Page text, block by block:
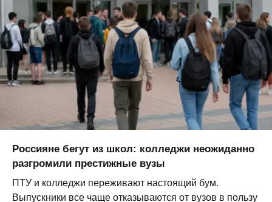
Россияне бегут из школ: колледжи неожиданно
разгромили престижные вузы
ПТУ и колледжи переживают настоящий бум.
Выпускники все чаще отказываются от вузов в пользу